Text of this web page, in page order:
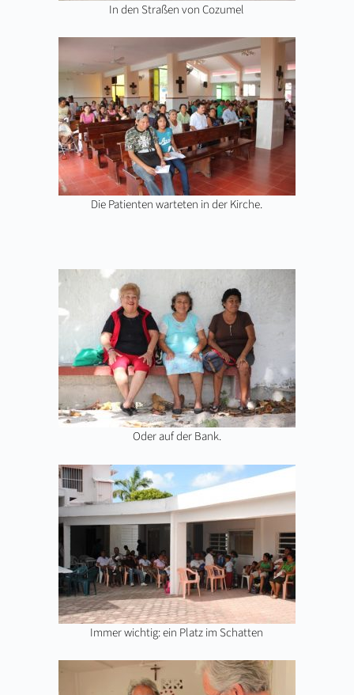
In den Straßen von Cozumel
Die Patienten warteten in der Kirche.
Oder auf der Bank.
Immer wichtig: ein Platz im Schatten